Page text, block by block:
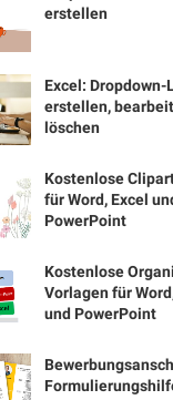
erstellen
Excel: Dropdown-
erstellen,
löschen
Kostenlose
für Word, Excel
PowerPoint
Kostenlose
Vorlagen für
und PowerPoint